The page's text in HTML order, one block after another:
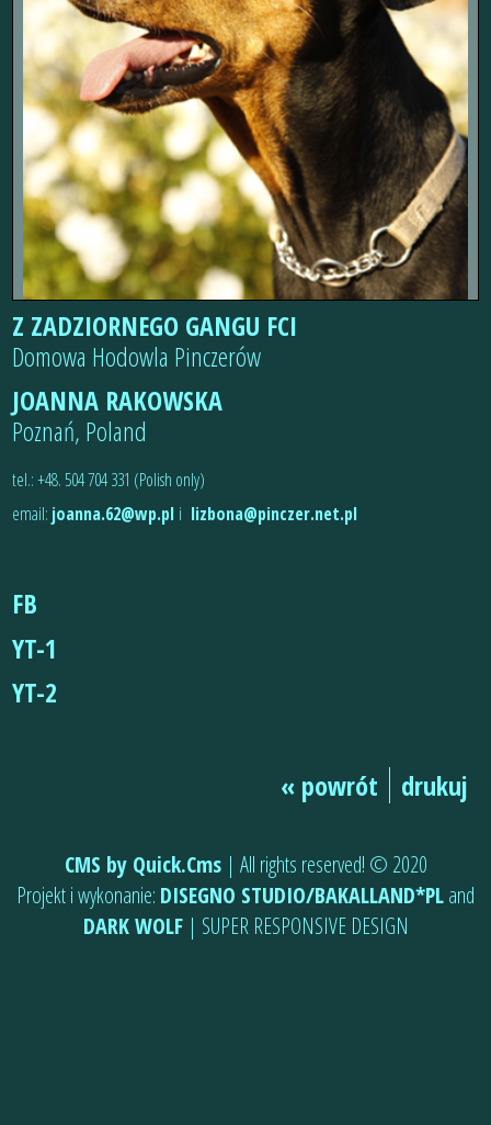
Z ZADZIORNEGO GANGU FCI
Domowa Hodowla Pinczerów
JOANNA RAKOWSKA
Poznań, Poland
tel.: +48. 504 704 331 (Polish only)
email: joanna.62@wp.pl i lizbona@pinczer.net.pl
FB
YT-1
YT-2
drukuj
« powrót
CMS by Quick.Cms| All rights reserved! © 2020
Projekt i wykonanie: DISEGNO STUDIO/BAKALLAND*PLand
DARK WOLF| SUPER RESPONSIVE DESIGN